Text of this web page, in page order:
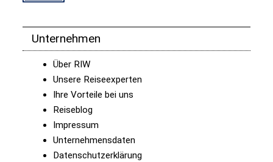
Unternehmen
Über RIW
Unsere Reiseexperten
Ihre Vorteile bei uns
Reiseblog
Impressum
Unternehmensdaten
Datenschutzerklärung